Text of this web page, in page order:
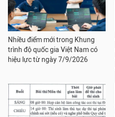
Nhiều điểm mới trong Khung
trình độ quốc gia Việt Nam có
hiệu lực từ ngày 7/9/2026